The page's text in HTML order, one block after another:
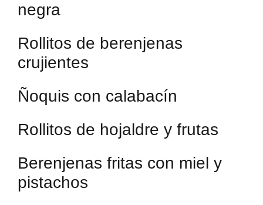
negra
Rollitos de berenjenas
crujientes
Ñoquis con calabacín
Rollitos de hojaldre y frutas
Berenjenas fritas con miel y
pistachos